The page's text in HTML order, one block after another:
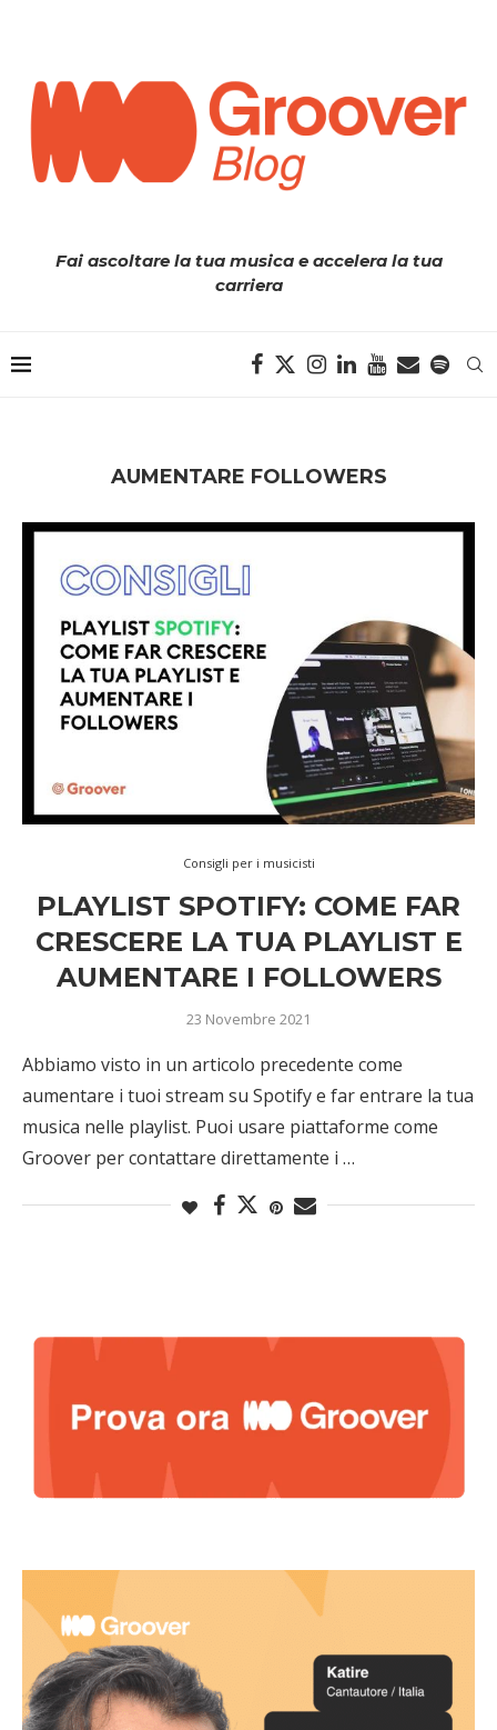
Fai ascoltare la tua musica e accelera la tua
carriera
AUMENTARE FOLLOWERS
Consigli per i musicisti
PLAYLIST SPOTIFY: COME FAR
CRESCERE LA TUA PLAYLIST E
AUMENTARE I FOLLOWERS
23 Novembre 2021
Abbiamo visto in un articolo precedente come
aumentare i tuoi stream su Spotify e far entrare la tua
musica nelle playlist. Puoi usare piattaforme come
Groover per contattare direttamente i …